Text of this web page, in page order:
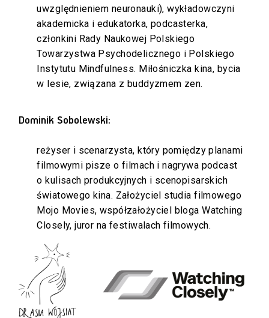
uwzględnieniem neuronauki), wykładowczyni
akademicka i edukatorka, podcasterka,
członkini Rady Naukowej Polskiego
Towarzystwa Psychodelicznego i Polskiego
Instytutu Mindfulness. Miłośniczka kina, bycia
w lesie, związana z buddyzmem zen.
Dominik Sobolewski:
reżyser i scenarzysta, który pomiędzy planami
filmowymi pisze o filmach i nagrywa podcast
o kulisach produkcyjnych i scenopisarskich
światowego kina. Założyciel studia filmowego
Mojo Movies, współzałożyciel bloga Watching
Closely, juror na festiwalach filmowych.